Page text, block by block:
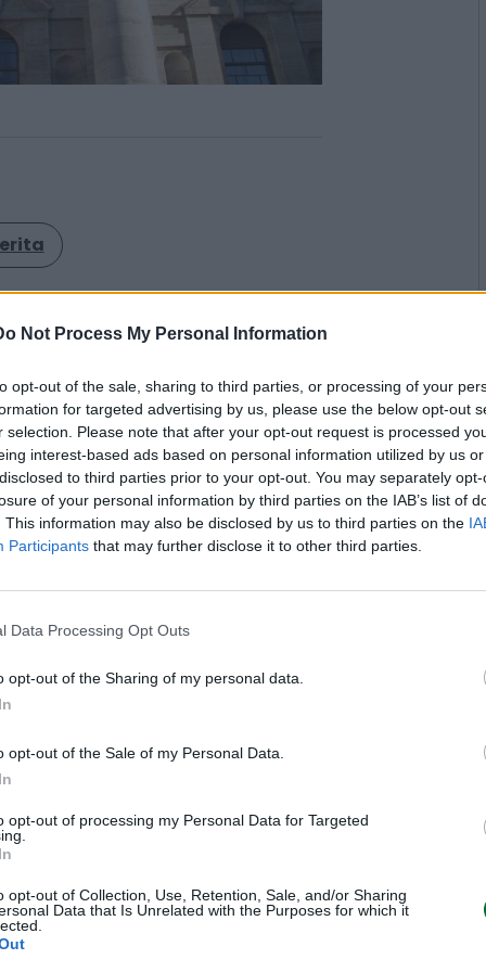
Not Process My Personal Information
opt-out of the sale, sharing to third parties, or processing of your
for targeted advertising by us, please use the below opt-out
selection. Please note that after your opt-out request is processed
interest-based ads based on personal information utilized by us
to third parties prior to your opt-out. You may separately
of your personal information by third parties on the IAB’s list of
This information may also be disclosed by us to third parties on the
Participants that may further disclose it to other third parties.
Data Processing Opt Outs
opt-out of the Sharing of my personal data.
opt-out of the Sale of my Personal Data.
opt-out of processing my Personal Data for Targeted
opt-out of Collection, Use, Retention, Sale, and/or Sharing
Data that Is Unrelated with the Purposes for which it
rito dei dividendi. Oggi
la cedola e tra i
Sanpaolo ed Eni, insieme
finanziarie, industriali ed
negativo degli stacchi cedola è
di Borsa Italiana. Il
avverrà due giorni lavorativi
il saldo cedola da 0,19 euro
relativo all’utile del 2025. Per
mentre Bper paga il saldo da
cedola, arretrando
circa 2mila punti di
settimana scorsa sopra
Usa e Iran
l’Iran il tempo stringe, e
subito, o non resterà più
Usa su Truth.